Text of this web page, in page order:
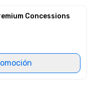
Concessions